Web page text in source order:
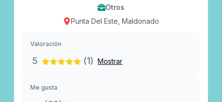
Otros
Punta Del Este, Maldonado
Valoración
5 (1) Mostrar
Me gusta